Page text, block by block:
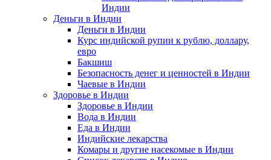
Индии
Деньги в Индии
Деньги в Индии
Курс индийской рупии к рублю, доллару,
евро
Бакшиш
Безопасность денег и ценностей в Индии
Чаевые в Индии
Здоровье в Индии
Здоровье в Индии
Вода в Индии
Еда в Индии
Индийские лекарства
Комары и другие насекомые в Индии